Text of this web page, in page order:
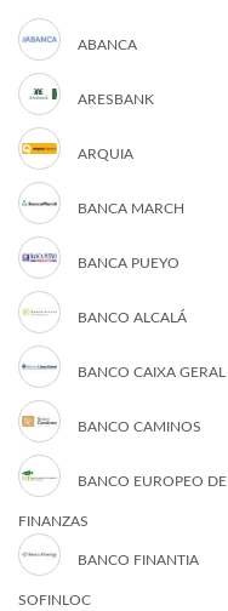
ABANCA
ARESBANK
ARQUIA
BANCA MARCH
BANCA PUEYO
BANCO ALCALÁ
BANCO CAIXA GERAL
BANCO CAMINOS
BANCO EUROPEO DE
FINANZAS
BANCO FINANTIA
SOFINLOC